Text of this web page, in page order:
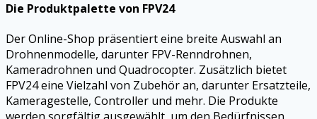
Die Produktpalette von FPV24
Der Online-Shop präsentiert eine breite Auswahl an
Drohnenmodelle, darunter FPV-Renndrohnen,
Kameradrohnen und Quadrocopter. Zusätzlich bietet
FPV24 eine Vielzahl von Zubehör an, darunter Ersatzteile,
Kameragestelle, Controller und mehr. Die Produkte